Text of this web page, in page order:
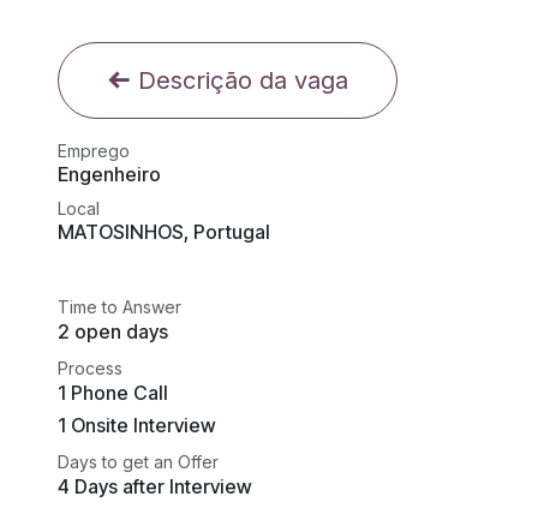
Descrição da vaga
Emprego
Engenheiro
Local
MATOSINHOS, Portugal
Time to Answer
2 open days
Process
1 Phone Call
1 Onsite Interview
Days to get an Offer
4 Days after Interview